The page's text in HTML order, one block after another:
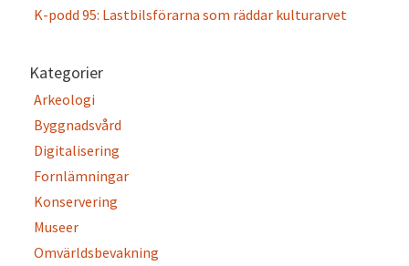
K-podd 95: Lastbilsförarna som räddar kulturarvet
Kategorier
Arkeologi
Byggnadsvård
Digitalisering
Fornlämningar
Konservering
Museer
Omvärldsbevakning